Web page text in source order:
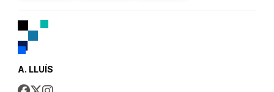
A. LLUÍS